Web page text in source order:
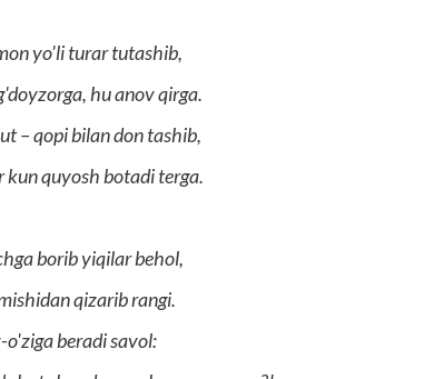
yo'li turar tutashib,
hu anov qirga.
– qopi bilan don tashib,
kun quyosh botadi terga.
borib yiqilar behol,
qizarib rangi.
o'ziga beradi savol: